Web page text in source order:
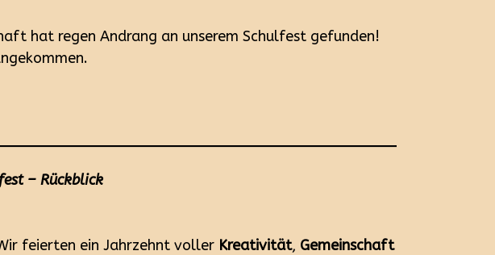
hat regen Andrang an unserem Schulfest gefunden!
– Rückblick
feierten ein Jahrzehnt voller Kreativität, Gemeinschaft